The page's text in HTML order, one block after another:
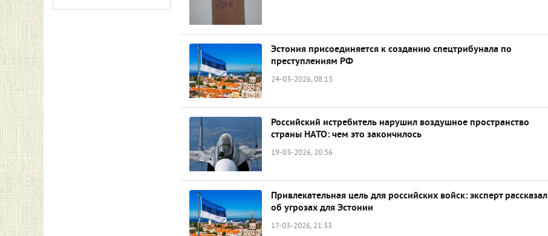
Эстония присоединяется к созданию спецтрибунала по
преступлениям РФ
24-03-2026, 08:13
Российский истребитель нарушил воздушное пространство
страны НАТО: чем это закончилось
19-03-2026, 20:56
Привлекательная цель для российских войск: эксперт рассказал
об угрозах для Эстонии
17-03-2026, 21:33